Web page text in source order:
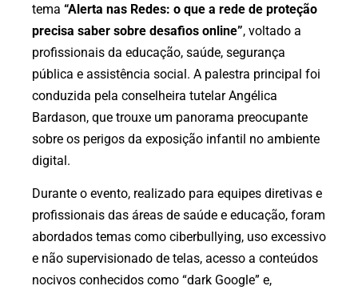
tema “Alerta nas Redes: o que a rede de proteção
precisa saber sobre desafios online”, voltado a
profissionais da educação, saúde, segurança
pública e assistência social. A palestra principal foi
conduzida pela conselheira tutelar Angélica
Bardason, que trouxe um panorama preocupante
sobre os perigos da exposição infantil no ambiente
digital.
Durante o evento, realizado para equipes diretivas e
profissionais das áreas de saúde e educação, foram
abordados temas como ciberbullying, uso excessivo
e não supervisionado de telas, acesso a conteúdos
nocivos conhecidos como “dark Google” e,